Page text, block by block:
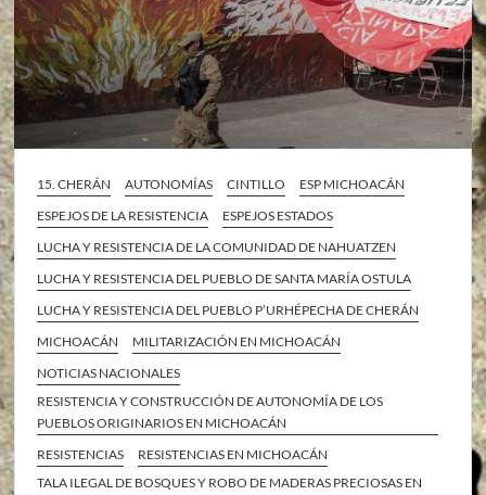
15. CHERÁN AUTONOMÍAS CINTILLO
ESP MICHOACÁN
ESPEJOS DE LA RESISTENCIA
ESPEJOS ESTADOS
LUCHA Y RESISTENCIA DE LA COMUNIDAD DE NAHUATZEN
LUCHA Y RESISTENCIA DEL PUEBLO DE SANTA MARÍA OSTULA
LUCHA Y RESISTENCIA DEL PUEBLO P’URHÉPECHA DE CHERÁN
MICHOACÁN
MILITARIZACIÓN EN MICHOACÁN
NOTICIAS NACIONALES
RESISTENCIA Y CONSTRUCCIÓN DE AUTONOMÍA DE LOS
PUEBLOS ORIGINARIOS EN MICHOACÁN
RESISTENCIAS
RESISTENCIAS EN MICHOACÁN
TALA ILEGAL DE BOSQUES Y ROBO DE MADERAS PRECIOSAS EN